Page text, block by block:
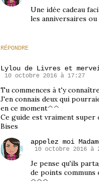
RÉPONDRE
Une idée cadeau
les anniversaires
Lylou de Livres et
10 octobre 2016 à 17:27
Tu commences à t'y
J'en connais deux qui
en ce moment^^
Ce guide est vraiment super
Bises
appelez moi
10 octobre 2016 à
Je pense qu'ils
de points communs
^^^